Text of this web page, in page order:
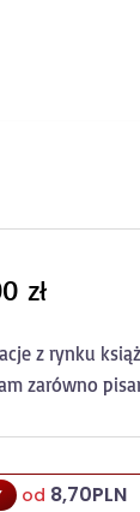
zł
z rynku
zarówno
od 8,70PLN